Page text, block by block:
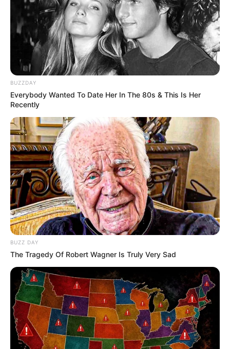
BUZZDAY
Everybody Wanted To Date Her In The 80s & This Is Her
Recently
BUZZ DAY
The Tragedy Of Robert Wagner Is Truly Very Sad